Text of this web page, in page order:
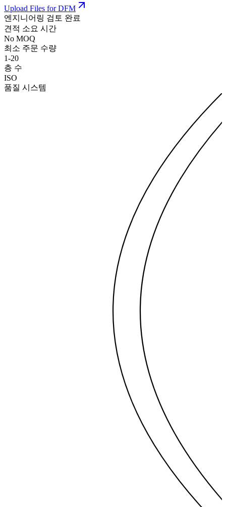
Upload Files for DFM
엔지니어링 검토 완료
견적 소요 시간
No MOQ
최소 주문 수량
1-20
층 수
ISO
품질 시스템